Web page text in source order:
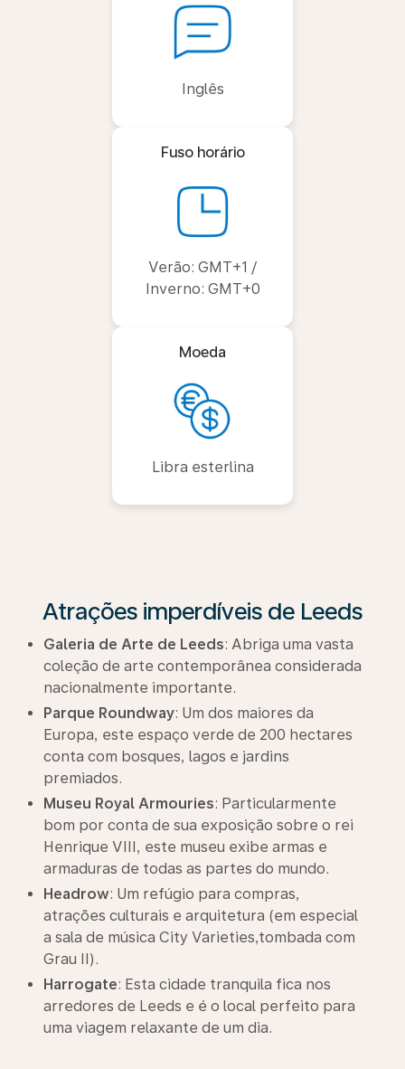
Inglês
Fuso horário
Verão: GMT+1 /
Inverno: GMT+0
Moeda
Libra esterlina
Atrações imperdíveis de Leeds
Galeria de Arte de Leeds: Abriga uma vasta
coleção de arte contemporânea considerada
nacionalmente importante.
Parque Roundway: Um dos maiores da
Europa, este espaço verde de 200 hectares
conta com bosques, lagos e jardins
premiados.
Museu Royal Armouries: Particularmente
bom por conta de sua exposição sobre o rei
Henrique VIII, este museu exibe armas e
armaduras de todas as partes do mundo.
Headrow: Um refúgio para compras,
atrações culturais e arquitetura (em especial
a sala de música City Varieties,tombada com
Grau II).
Harrogate: Esta cidade tranquila fica nos
arredores de Leeds e é o local perfeito para
uma viagem relaxante de um dia.